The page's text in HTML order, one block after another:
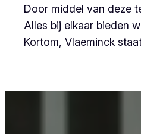
Door middel van deze
Alles bij elkaar bieden
Kortom, Vlaeminck